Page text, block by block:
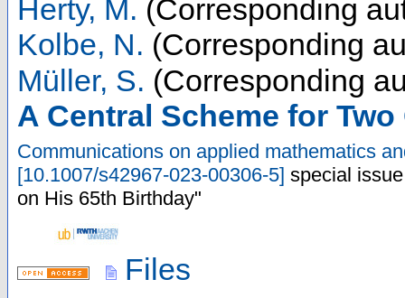
Herty, M. (Corresponding
Kolbe, N. (Corresponding
Müller, S. (Corresponding
A Central Scheme for
Communications on applied mathematics
[10.1007/s42967-023-00306-5] special
on His 65th Birthday"
Files